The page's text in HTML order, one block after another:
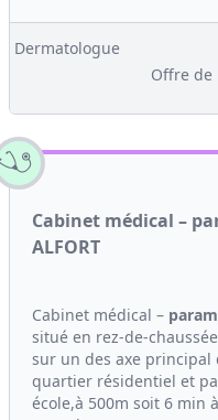
Dermatologue
Offre de
Cabinet médical –
ALFORT
Cabinet médical –
situé en rez-de-
sur un des axe principal
quartier résidentiel et
école,à 500m soit 6 min